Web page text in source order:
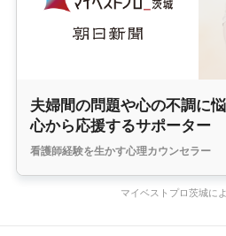
夫婦間の問題や心の不調に
心から応援するサポーター
看護師経験を生かす心理カウンセラー
マイベストプロ茨城に